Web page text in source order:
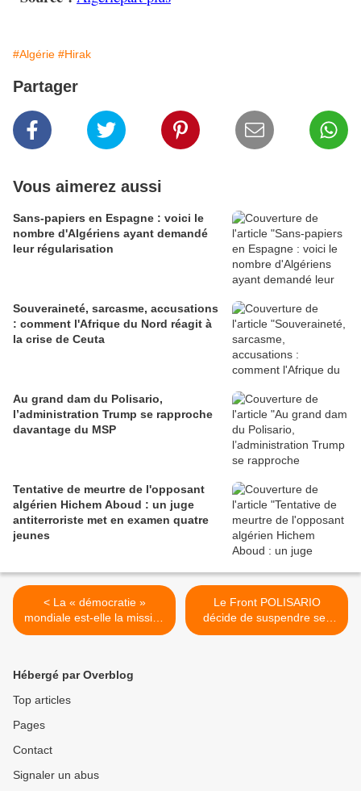
#Algérie #Hirak
Partager
Vous aimerez aussi
Sans-papiers en Espagne : voici le
nombre d'Algériens ayant demandé
leur régularisation
Souveraineté, sarcasme, accusations
: comment l'Afrique du Nord réagit à
la crise de Ceuta
Au grand dam du Polisario,
l’administration Trump se rapproche
davantage du MSP
Tentative de meurtre de l'opposant
algérien Hichem Aboud : un juge
antiterroriste met en examen quatre
jeunes
< La « démocratie »
mondiale est-elle la mission
de l’Amérique ?
Le Front POLISARIO
décide de suspendre ses
contacts avec l'actuel
Hébergé par Overblog
Top articles
Pages
Contact
Signaler un abus